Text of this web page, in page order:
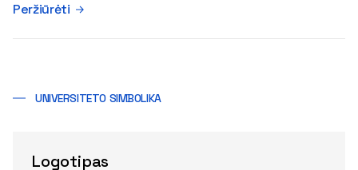
Peržiūrėti
UNIVERSITETO SIMBOLIKA
Logotipas